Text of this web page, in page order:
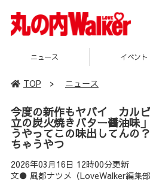
TOP > ニュース
今度の新作もヤバイ カル
立の炭火焼きバター醤油味
うやってこの味出してんの
ちゃうやつ
2026年03月16日 12時00分更新
文● 風都ナツメ（LoveWalker編集部